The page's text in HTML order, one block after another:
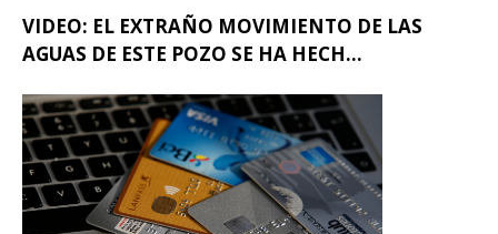
VIDEO: EL EXTRAÑO MOVIMIENTO DE LAS
AGUAS DE ESTE POZO SE HA HECH...